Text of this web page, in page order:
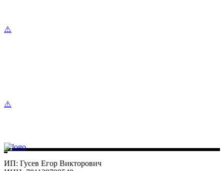
ИП: Гусев Егор Викторович